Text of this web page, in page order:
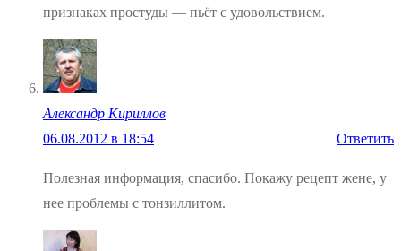
признаках простуды — пьёт с удовольствием.
Александр Кириллов
06.08.2012 в 18:54
Ответить
Полезная информация, спасибо. Покажу рецепт жене, у
нее проблемы с тонзиллитом.